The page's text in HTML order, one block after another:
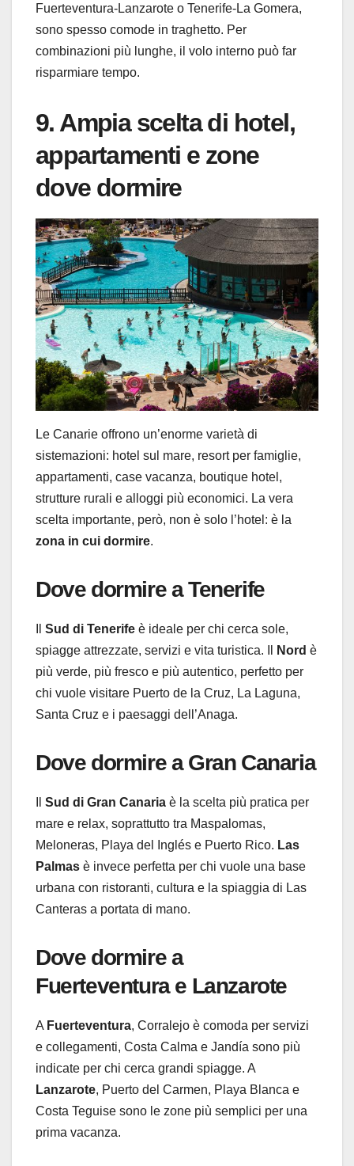
Fuerteventura-Lanzarote o Tenerife-La Gomera,
sono spesso comode in traghetto. Per
combinazioni più lunghe, il volo interno può far
risparmiare tempo.
9. Ampia scelta di hotel,
appartamenti e zone
dove dormire
Le Canarie offrono un’enorme varietà di
sistemazioni: hotel sul mare, resort per famiglie,
appartamenti, case vacanza, boutique hotel,
strutture rurali e alloggi più economici. La vera
scelta importante, però, non è solo l’hotel: è la
zona in cui dormire.
Dove dormire a Tenerife
Sud di Tenerife è ideale per chi cerca sole,
spiagge attrezzate, servizi e vita turistica. Il
Nord è
più verde, più fresco e più autentico, perfetto per
chi vuole visitare Puerto de la Cruz, La Laguna,
Santa Cruz e i paesaggi dell’Anaga.
Dove dormire a Gran Canaria
Sud di Gran Canaria è la scelta più pratica per
mare e relax, soprattutto tra Maspalomas,
Meloneras, Playa del Inglés e Puerto Rico. Las
Palmas è invece perfetta per chi vuole una base
urbana con ristoranti, cultura e la spiaggia di Las
Canteras a portata di mano.
Dove dormire a
Fuerteventura e Lanzarote
A Fuerteventura, Corralejo è comoda per servizi
e collegamenti, Costa Calma e Jandía sono più
indicate per chi cerca grandi spiagge. A
Lanzarote, Puerto del Carmen, Playa Blanca e
Costa Teguise sono le zone più semplici per una
prima vacanza.